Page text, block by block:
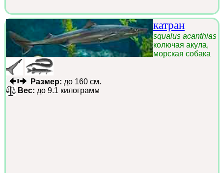
катран
squalus acanthias
колючая акула,
морская собака
Размер: до 160 см.
Вес: до 9.1 килограмм